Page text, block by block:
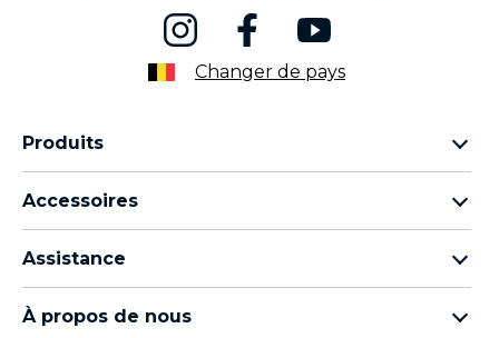
Changer de pays
Produits
Famille Moto g
Thinkphone by motorola
Accessoires
moto tag
Assistance
Mes commandes
À propos de nous